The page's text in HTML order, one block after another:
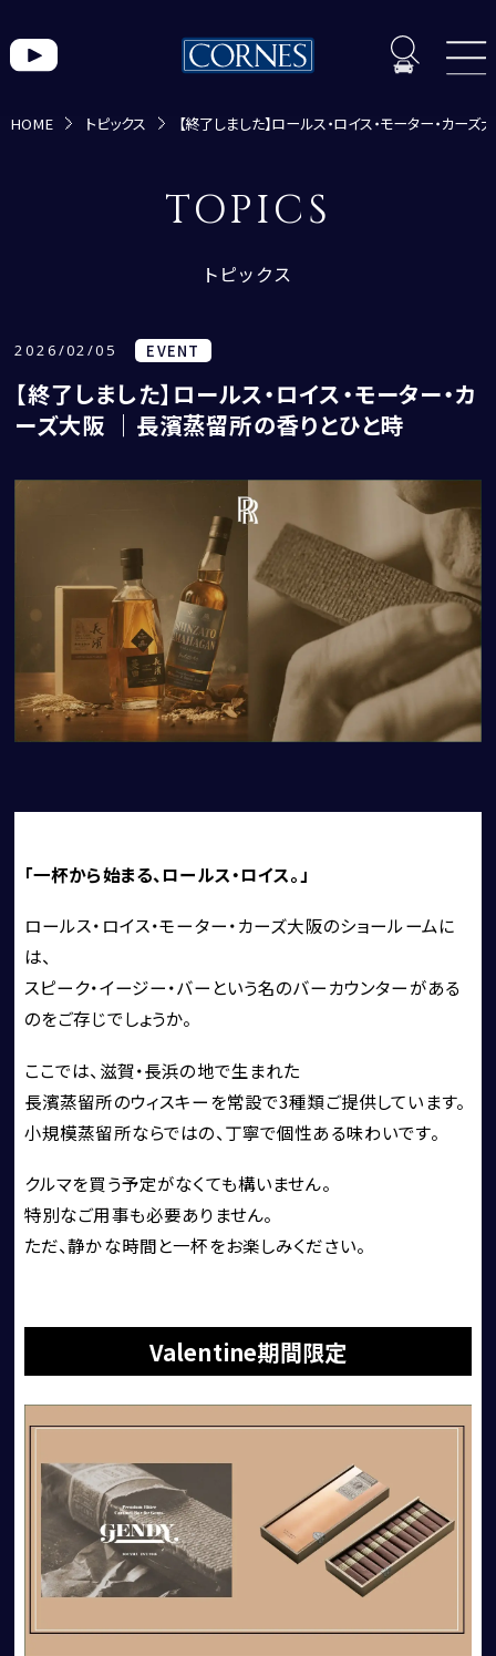
CORNES MOMENT
CORNES RACING
CONECO
CORNES RESERVE
1861
THE MAGARIGAWA CLUB
BENTLEY
FERRARI
LAMBORGHINI
PORSCHE
ROLLS ROYCE
SINGER VEHICLE DESIGN
CORNES SELECTION 認定中古車
HOME トピックス 【終了しました】ロールス・ロイス・モーター・カー
TOPICS
トピックス
2026/02/05 EVENT
【終了しました】ロールス・ロイス・モーター・カ
ーズ大阪 ｜長濱蒸留所の香りとひと時
「一杯から始まる、ロールス・ロイス。」
ロールス・ロイス・モーター・カーズ大阪のショールームに
は、
スピーク・イージー・バーという名のバーカウンターがある
のをご存じでしょうか。
ここでは、滋賀・長浜の地で生まれた
長濱蒸留所のウィスキーを常設で3種類ご提供しています。
小規模蒸留所ならではの、丁寧で個性ある味わいです。
クルマを買う予定がなくても構いません。
特別なご用事も必要ありません。
ただ、静かな時間と一杯をお楽しみください。
Valentine期間限定